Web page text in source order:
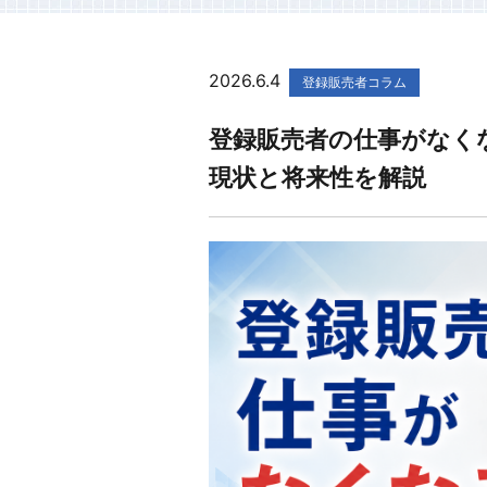
2026.6.4 登録販売者コラム
登録販売者の仕事がなく
現状と将来性を解説